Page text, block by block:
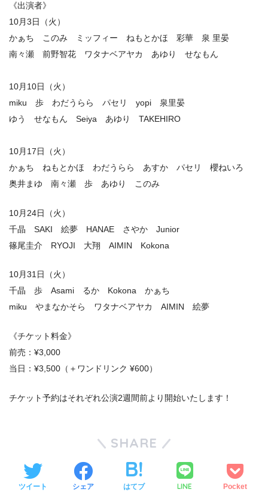
《出演者》
10月3日（火）
かぁち このみ ミッフィー ねもとかほ 彩華 泉 里晏
南々瀬 前野智花 ワタナベアヤカ あゆり せなもん
10月10日（火）
miku 歩 わだうらら パセリ yopi 泉里晏
ゆう せなもん Seiya あゆり TAKEHIRO
10月17日（火）
かぁち ねもとかほ わだうらら あすか パセリ 櫻ねいろ
奥井まゆ 南々瀬 歩 あゆり このみ
10月24日（火）
千晶 SAKI 絵夢 HANAE さやか Junior
篠尾圭介 RYOJI 大翔 AIMIN Kokona
10月31日（火）
千晶 歩 Asami るか Kokona かぁち
miku やまなかそら ワタナベアヤカ AIMIN 絵夢
《チケット料金》
前売：¥3,000
当日：¥3,500（＋ワンドリンク ¥600）
チケット予約はそれぞれ公演2週間前より開始いたします！
SHARE
ツイート シェア はてブ LINE Pocket